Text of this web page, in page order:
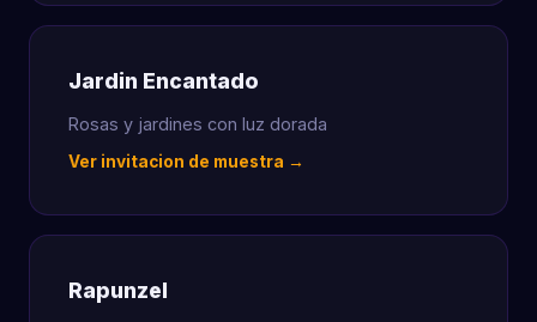
Jardin Encantado
Rosas y jardines con luz dorada
Ver invitacion de muestra →
Rapunzel